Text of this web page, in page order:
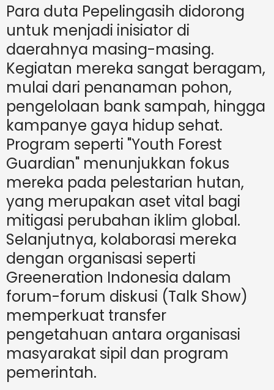
Para duta Pepelingasih didorong
untuk menjadi inisiator di
daerahnya masing-masing.
Kegiatan mereka sangat beragam,
mulai dari penanaman pohon,
pengelolaan bank sampah, hingga
kampanye gaya hidup sehat.
Program seperti "Youth Forest
Guardian" menunjukkan fokus
mereka pada pelestarian hutan,
yang merupakan aset vital bagi
mitigasi perubahan iklim global.
Selanjutnya, kolaborasi mereka
dengan organisasi seperti
Greeneration Indonesia dalam
forum-forum diskusi (Talk Show)
memperkuat transfer
pengetahuan antara organisasi
masyarakat sipil dan program
pemerintah.